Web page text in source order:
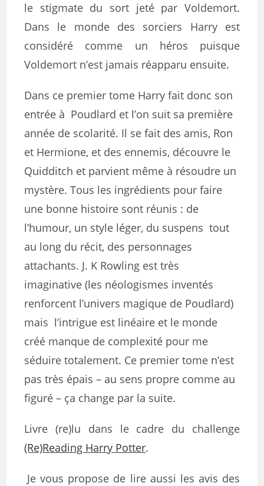
le stigmate du sort jeté par Voldemort.
Dans le monde des sorciers Harry est
considéré comme un héros puisque
Voldemort n’est jamais réapparu ensuite.
Dans ce premier tome Harry fait donc son
entrée à Poudlard et l’on suit sa première
année de scolarité. Il se fait des amis, Ron
et Hermione, et des ennemis, découvre le
Quidditch et parvient même à résoudre un
mystère. Tous les ingrédients pour faire
une bonne histoire sont réunis : de
l’humour, un style léger, du suspens tout
au long du récit, des personnages
attachants. J. K Rowling est très
imaginative (les néologismes inventés
renforcent l’univers magique de Poudlard)
mais l’intrigue est linéaire et le monde
créé manque de complexité pour me
séduire totalement. Ce premier tome n’est
pas très épais – au sens propre comme au
figuré – ça change par la suite.
Livre (re)lu dans le cadre du challenge
(Re)Reading Harry Potter.
Je vous propose de lire aussi les avis des